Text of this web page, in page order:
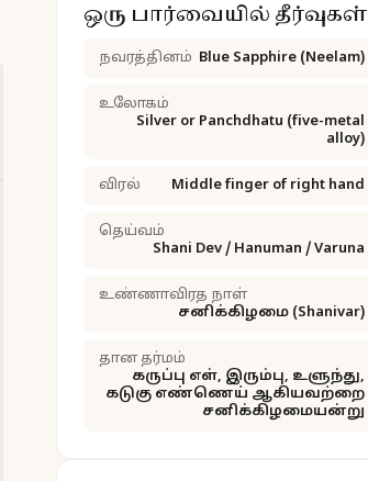
ஒரு பார்வையில் தீர்வுகள்
நவரத்தினம் Blue Sapphire (Neelam)
உலோகம்
Silver or Panchdhatu (five-metal
alloy)
விரல் Middle finger of right hand
தெய்வம்
Shani Dev / Hanuman / Varuna
உண்ணாவிரத நாள்
சனிக்கிழமை (Shanivar)
தான தர்மம்
கருப்பு எள், இரும்பு, உளுந்து,
கடுகு எண்ணெய் ஆகியவற்றை
சனிக்கிழமையன்று